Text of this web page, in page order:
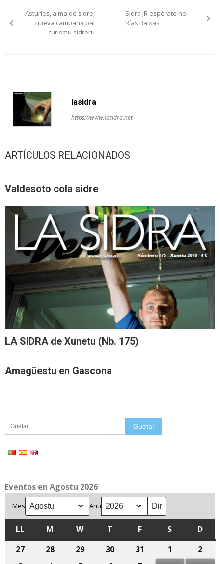
pelos
Asturies, alma de sidre,
nueva campaña pal
turismu sidreru
Sidra JR espérate nel
Rías Baixas
lasidra
https://www.lasidra.net
ARTÍCULOS RELACIONADOS
Valdesoto cola sidre
LA SIDRA de Xunetu (Nb. 175)
Amagüestu en Gascona
Eventos en Agostu 2026
Mes Añu
LL LLUNES
M MARTES
WMIÉRCOLES
T XUEVESFVIENRES
S SÁBADU
D
27
28 29 30 31 1
d'agostu,
2